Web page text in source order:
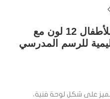
بالته الوان مياه خشبية للأطفال 12 لون مع
للرسم المدرسي
على شكل لوحة فنية،